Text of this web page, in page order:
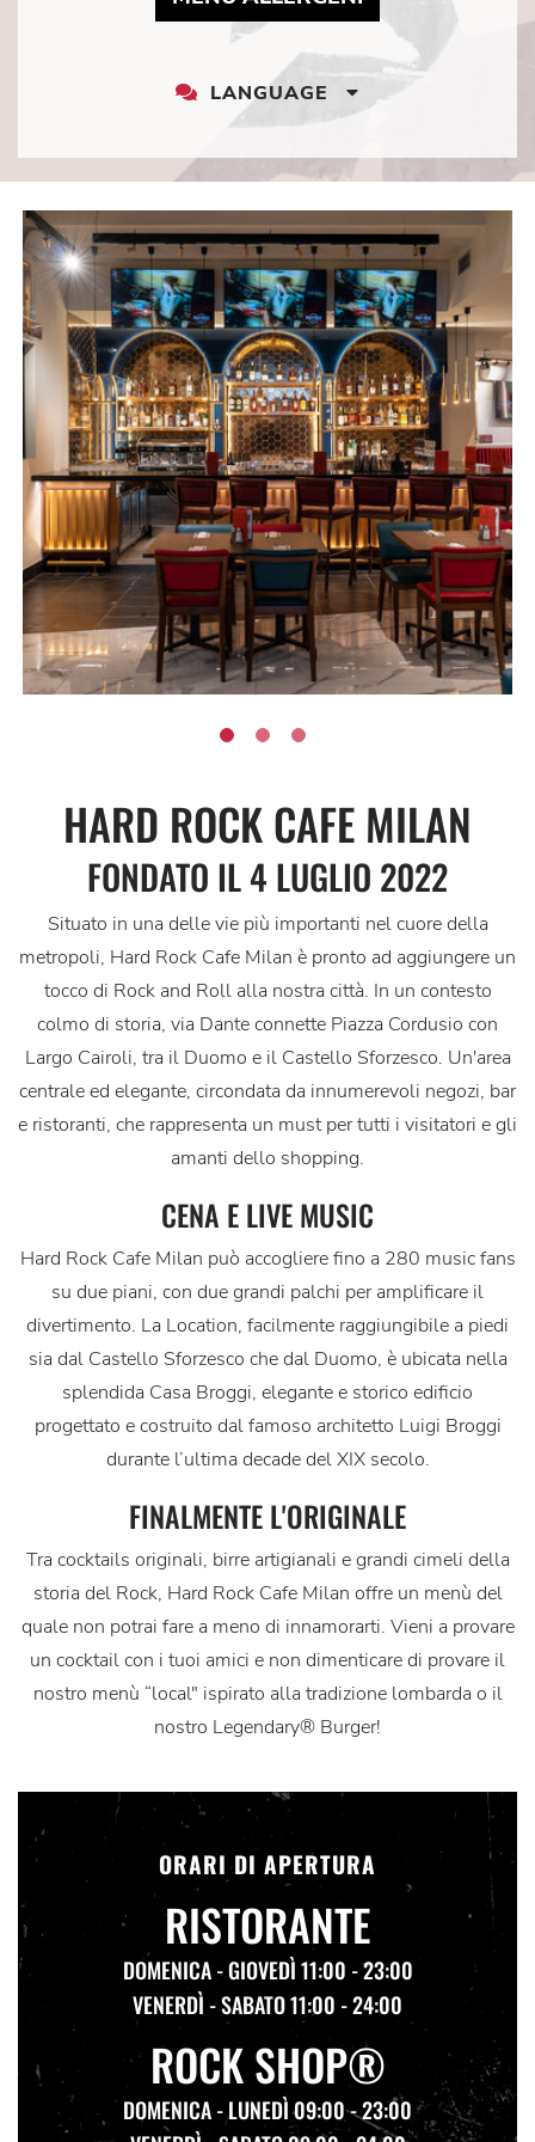
LANGUAGE
DROPDOWN
HARD ROCK CAFE MILAN
FONDATO IL 4 LUGLIO 2022
Situato in una delle vie più importanti nel cuore della
metropoli, Hard Rock Cafe Milan è pronto ad aggiungere un
tocco di Rock and Roll alla nostra città. In un contesto
colmo di storia, via Dante connette Piazza Cordusio con
Largo Cairoli, tra il Duomo e il Castello Sforzesco. Un'area
centrale ed elegante, circondata da innumerevoli negozi, bar
e ristoranti, che rappresenta un must per tutti i visitatori e gli
amanti dello shopping.
CENA E LIVE MUSIC
Hard Rock Cafe Milan può accogliere fino a 280 music fans
su due piani, con due grandi palchi per amplificare il
divertimento. La Location, facilmente raggiungibile a piedi
sia dal Castello Sforzesco che dal Duomo, è ubicata nella
splendida Casa Broggi, elegante e storico edificio
progettato e costruito dal famoso architetto Luigi Broggi
durante l’ultima decade del XIX secolo.
FINALMENTE L'ORIGINALE
Tra cocktails originali, birre artigianali e grandi cimeli della
storia del Rock, Hard Rock Cafe Milan offre un menù del
quale non potrai fare a meno di innamorarti. Vieni a provare
un cocktail con i tuoi amici e non dimenticare di provare il
nostro menù “local" ispirato alla tradizione lombarda o il
nostro Legendary® Burger!
ORARI DI APERTURA
RISTORANTE
DOMENICA - GIOVEDÌ 11:00 - 23:00
VENERDÌ - SABATO 11:00 - 24:00
ROCK SHOP®
DOMENICA - LUNEDÌ 09:00 - 23:00